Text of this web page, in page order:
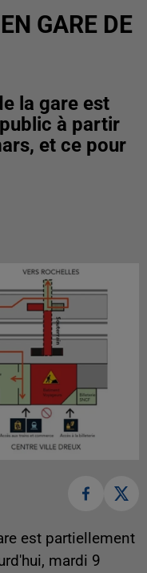
GARE DE
la gare est
à partir
et ce pour
est partiellement
mardi 9